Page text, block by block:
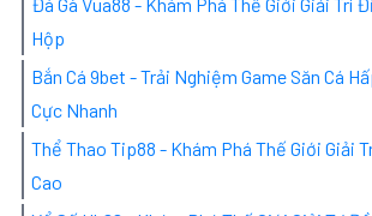
Hộp
Bắn Cá 9bet - Trải Nghiệm Game Săn Cá
Cực Nhanh
Thể Thao Tip88 - Khám Phá Thế Giới Giải
Cao